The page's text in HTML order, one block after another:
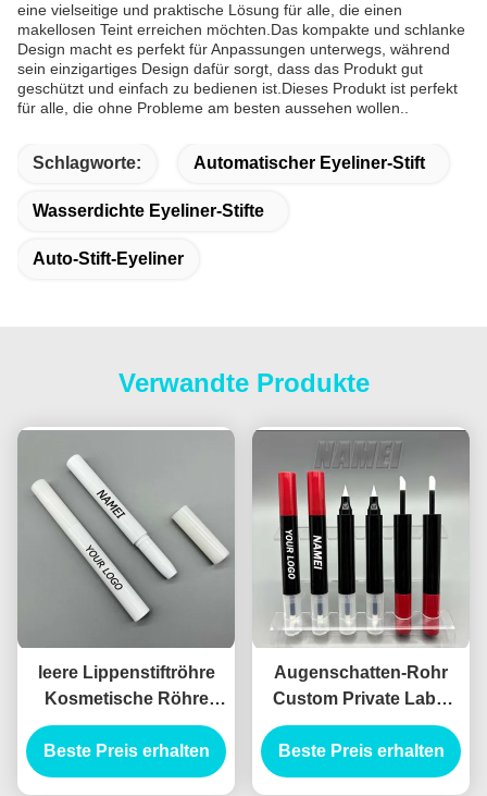
eine vielseitige und praktische Lösung für alle, die einen
makellosen Teint erreichen möchten.Das kompakte und schlanke
Design macht es perfekt für Anpassungen unterwegs, während
sein einzigartiges Design dafür sorgt, dass das Produkt gut
geschützt und einfach zu bedienen ist.Dieses Produkt ist perfekt
für alle, die ohne Probleme am besten aussehen wollen..
Schlagworte: Automatischer Eyeliner-Stift
Wasserdichte Eyeliner-Stifte
Auto-Stift-Eyeliner
Verwandte Produkte
leere Lippenstiftröhre
Kosmetische Röhre
Verpackung
Designstiftröhre
Augenschattenbehälter
Beste Preis erhalten
Augenschatten-Rohr
Custom Private Label
Doppelkopf-Leere
hübsche Behälter
Augenschatten-
Beste Preis erhalten